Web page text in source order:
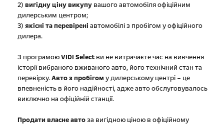
2) вигідну ціну викупу вашого автомобіля офіційним
дилерським центром;
3) якісні та перевірені автомобілі з пробігом у офіційного
дилера.
З програмоюVIDI Select ви не витрачаєте час на вивчення
історії вибраного вживаного авто, його технічний стан та
перевірку.Авто з пробігом у дилерському центрі – це
впевненість в його надійності, адже авто обслуговувалось
виключно на офіційній станції.
Продати власне автоза вигідною ціною в офіційному